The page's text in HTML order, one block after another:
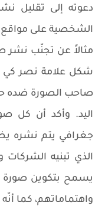
دعوته إلى تقليل
الشخصية على مواقع
مثالاً عن تجنّب
شكل علامة نصر
صاحب الصورة ضده
اليد. وأكد أن كل
جغرافي يتم نشره
الذي تبنيه الشركات
يسمح بتكوين
واهتماماتهم، كما